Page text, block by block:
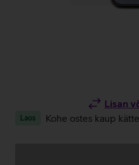
Lisan
Laos Kohe ostes kaup